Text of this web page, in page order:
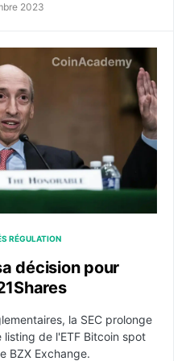
2023
pour l’ETF Bitcoin ARK
RÉGULATION
décision pour
la SEC prolonge
de l'ETF Bitcoin spot
BZX Exchange.